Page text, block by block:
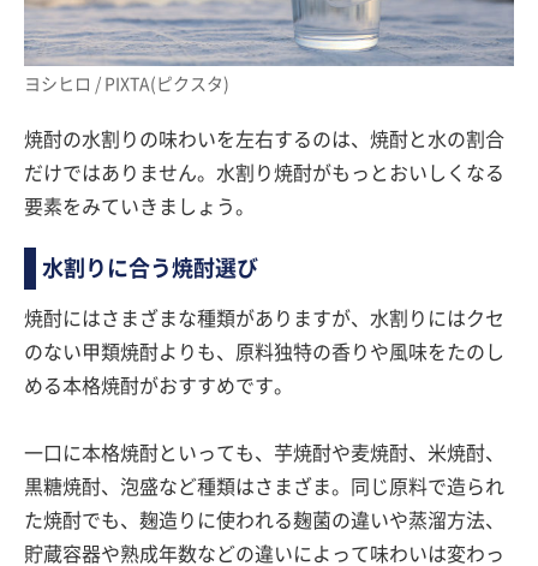
ヨシヒロ / PIXTA(ピクスタ)
焼酎の水割りの味わいを左右するのは、焼酎と水の割合
だけではありません。水割り焼酎がもっとおいしくなる
要素をみていきましょう。
水割りに合う焼酎選び
焼酎にはさまざまな種類がありますが、水割りにはクセ
のない甲類焼酎よりも、原料独特の香りや風味をたのし
める本格焼酎がおすすめです。
一口に本格焼酎といっても、芋焼酎や麦焼酎、米焼酎、
黒糖焼酎、泡盛など種類はさまざま。同じ原料で造られ
た焼酎でも、麹造りに使われる麹菌の違いや蒸溜方法、
貯蔵容器や熟成年数などの違いによって味わいは変わっ